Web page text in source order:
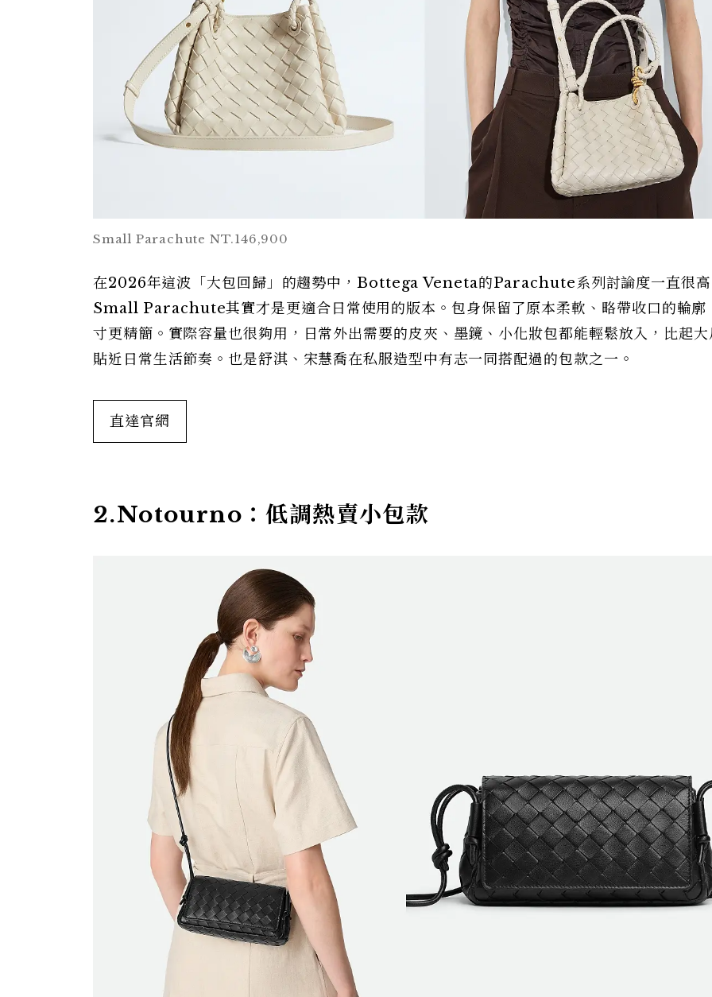
Small Parachute NT.146,900
在2026年這波「大包回歸」的趨勢中，Bottega Veneta的Parachute系列討論度一直很
Small Parachute其實才是更適合日常使用的版本。包身保留了原本柔軟、略帶收口的輪廓
寸更精簡。實際容量也很夠用，日常外出需要的皮夾、墨鏡、小化妝包都能輕鬆放入，比起
貼近日常生活節奏。也是舒淇、宋慧喬在私服造型中有志一同搭配過的包款之一。
直達官網
2.Notourno：低調熱賣小包款